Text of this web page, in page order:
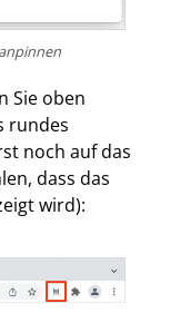
Sie oben
rundes
noch auf das
dass das
wird):